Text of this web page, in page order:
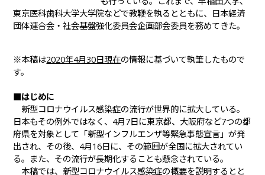
東京医科歯科大学大学院などで教鞭を執るとともに、日本経済
団体連合会・社会基盤強化委員会企画部会委員を務めてきた。
※本稿は2020年4月30日現在の情報に基づいて執筆したもので
す。
■はじめに
新型コロナウイルス感染症の流行が世界的に拡大している。
日本もその例外ではなく、4月7日に東京都、大阪府など7つの都
府県を対象として「新型インフルエンザ等緊急事態宣言」が発
出され、その後、4月16日に、その範囲が全国に拡大されてい
る。また、その流行が長期化することも懸念されている。
本稿では、新型コロナウイルス感染症の概要を説明するとと